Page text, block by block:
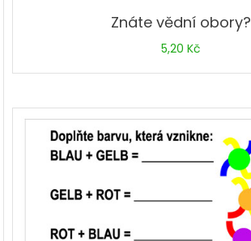
Znáte vědní obory?
5,20Kč